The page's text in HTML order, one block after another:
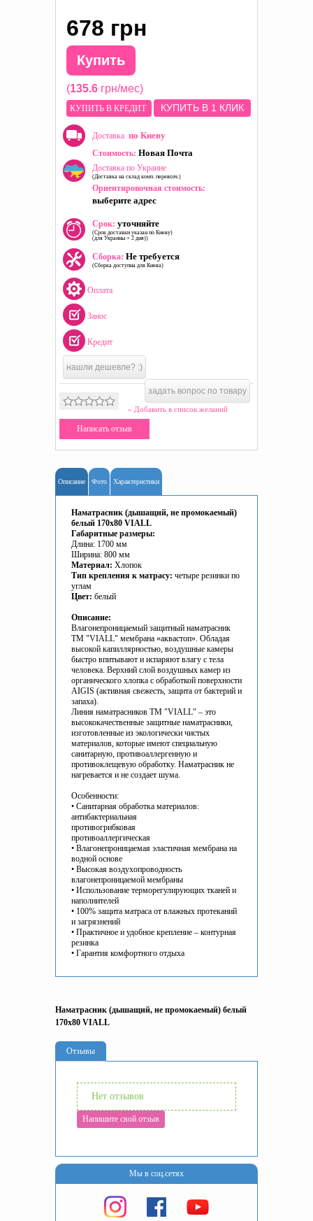
678 грн
Купить
(135.6 грн/мес)
КУПИТЬ В КРЕДИТ КУПИТЬ В 1 КЛИК
Доставка по Киеву
Стоимость: Новая Почта
Доставка по Украине
(Доставка на склад комп. перевозч.)
Ориентировочная стоимость:
выберите адрес
Срок: уточняйте
(Срок доставки указан по Киеву)
(для Украины + 2 дня))
Сборка: Не требуется
(Сборка доступна для Киева)
Оплата
Занос
Кредит
нашли дешевле? :)
задать вопрос по товару
» Добавить в список желаний
Написать отзыв
Описание Фото Характеристики
Наматрасник (дышащий, не промокаемый)
белый 170x80 VIALL
Габаритные размеры:
Длина: 1700 мм
Ширина: 800 мм
Материал: Хлопок
Тип крепления к матрасу: четыре резинки по
углам
Цвет: белый
Описание:
Влагонепроницаемый защитный наматрасник
ТМ "VIALL" мембрана «аквастоп». Обладая
высокой капиллярностью, воздушные камеры
быстро впитывают и испаряют влагу с тела
человека. Верхний слой воздушных камер из
органического хлопка с обработкой поверхности
AIGIS (активная свежесть, защита от бактерий и
запаха).
Линия наматрасников ТМ "VIALL" – это
высококачественные защитные наматрасники,
изготовленные из экологически чистых
материалов, которые имеют специальную
санитарную, противоаллергенную и
противоклещевую обработку. Наматрасник не
нагревается и не создает шума.
Особенности:
• Санитарная обработка материалов:
антибактериальная
противогрибковая
противоаллергическая
• Влагонепроницаемая эластичная мембрана на
водной основе
• Высокая воздухопроводность
влагонепроницаемой мембраны
• Использование терморегулирующих тканей и
наполнителей
• 100% защита матраса от влажных протеканий
и загрязнений
• Практичное и удобное крепление – контурная
резинка
• Гарантия комфортного отдыха
Наматрасник (дышащий, не промокаемый) белый
170x80 VIALL
Отзывы
Нет отзывов
Напишите свой отзыв
Мы в соц.сетях